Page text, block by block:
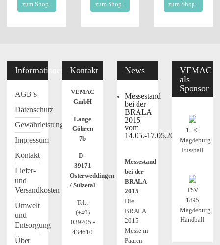
zum Shop.. zum Shop.. zum Shop..
Informationen
AGB’s
Datenschutz
Gewährleistung
Impressum
Kontakt
Liefer-
und
Versandkosten
Umwelt
und
Entsorgung
Über
Kontakt
VEMAC
GmbH
Lange
Göhren
7b
D -
39171
Osterweddingen
/ Sülzetal
Tel.:
(+49)
039205 -
434610
News
Messestand
bei der
BRALA
2015
vom
14.05.-17.05.2015
Messestand
bei der
BRALA
2015
Die
BRALA
2015
Messe in
Paaren
VEMAC
als
Sponsor
1. FC
Magdeburg
Fussball
FSV
1895
Magdeburg
Handball